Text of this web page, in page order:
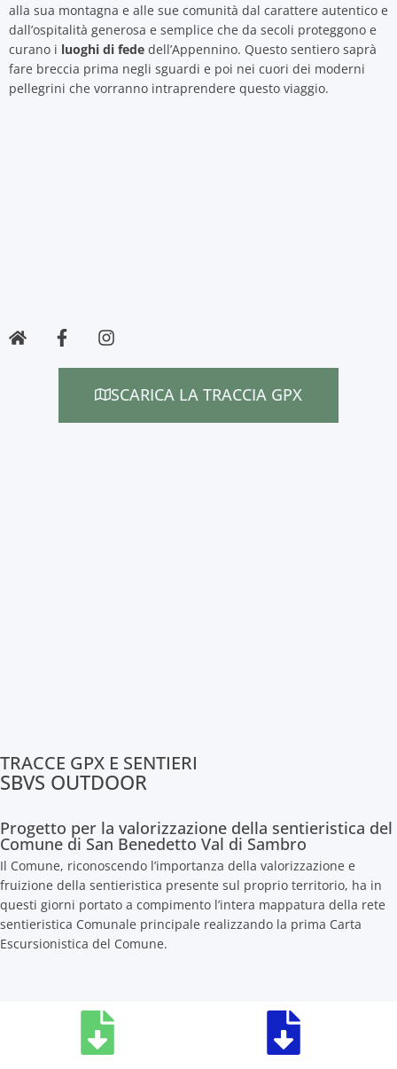
alla sua montagna e alle sue comunità dal carattere autentico e
dall’ospitalità generosa e semplice che da secoli proteggono e
curano i luoghi di fede dell’Appennino. Questo sentiero saprà
fare breccia prima negli sguardi e poi nei cuori dei moderni
pellegrini che vorranno intraprendere questo viaggio.
SCARICA LA TRACCIA GPX
TRACCE GPX E SENTIERI
SBVS OUTDOOR
Progetto per la valorizzazione della sentieristica del
Comune di San Benedetto Val di Sambro
Il Comune, riconoscendo l’importanza della valorizzazione e
fruizione della sentieristica presente sul proprio territorio, ha in
questi giorni portato a compimento l’intera mappatura della rete
sentieristica Comunale principale realizzando la prima Carta
Escursionistica del Comune.